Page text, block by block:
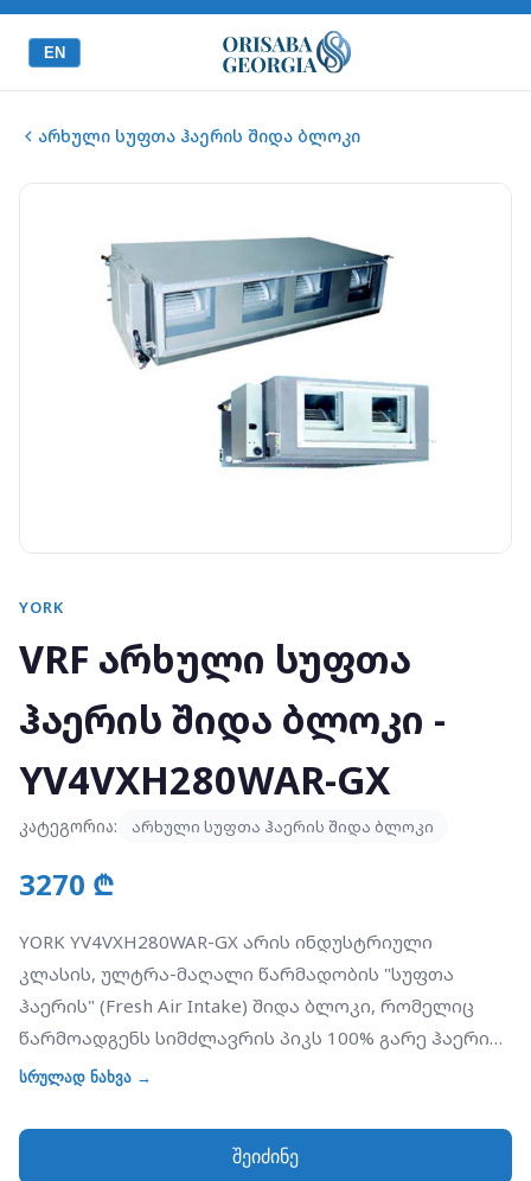
EN
არხული სუფთა ჰაერის შიდა ბლოკი
YORK
VRF არხული სუფთა
ჰაერის შიდა ბლოკი -
YV4VXH280WAR-GX
კატეგორია: არხული სუფთა ჰაერის შიდა ბლოკი
3270 ₾
YORK YV4VXH280WAR-GX არის ინდუსტრიული
კლასის, ულტრა-მაღალი წარმადობის "სუფთა
ჰაერის" (Fresh Air Intake) შიდა ბლოკი, რომელიც
წარმოადგენს სიმძლავრის პიკს 100% გარე ჰაერის
დამუშავების სისტემებში. 28.0 კვტ ნომინალური
ობიექტებისთვის — აეროპორტების, მასშტაბური
სავაჭრო ცენტრებისა და სამრეწველო ჰაბებისთვის
სრულად ნახვა →
შეიძინე